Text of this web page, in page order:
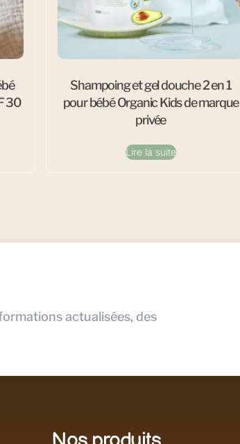
30
Shampoing et gel douche 2 en 1
pour bébé Organic Kids de marque
privée
Lire la suite
actualisées, des